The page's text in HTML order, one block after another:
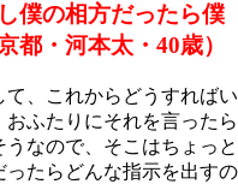
僕の相方だったら僕
都・河本太・40歳）
、これからどうすればい
ふたりにそれを言ったら
うなので、そこはちょっと
たらどんな指示を出すの